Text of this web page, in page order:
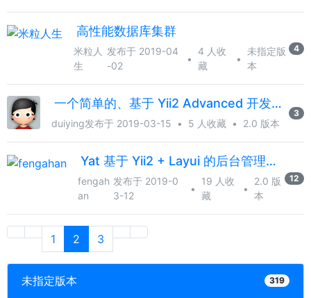
高性能数据库集群
米粒人
生
发布于 2019-04
-02
•
4 人收
藏
•
未指定版
本
4
一个简单的、基于 Yii2 Advanced 开发的 RBAC 权限控制系统
duiying发布于 2019-03-15 • 5 人收藏 • 2.0 版本
3
Yat 基于 Yii2 + Layui 的后台管理框架
fengah
an
发布于 2019-0
3-12
•
19 人收
藏
•
2.0 版
本
12
1 2 3
未指定版本 319